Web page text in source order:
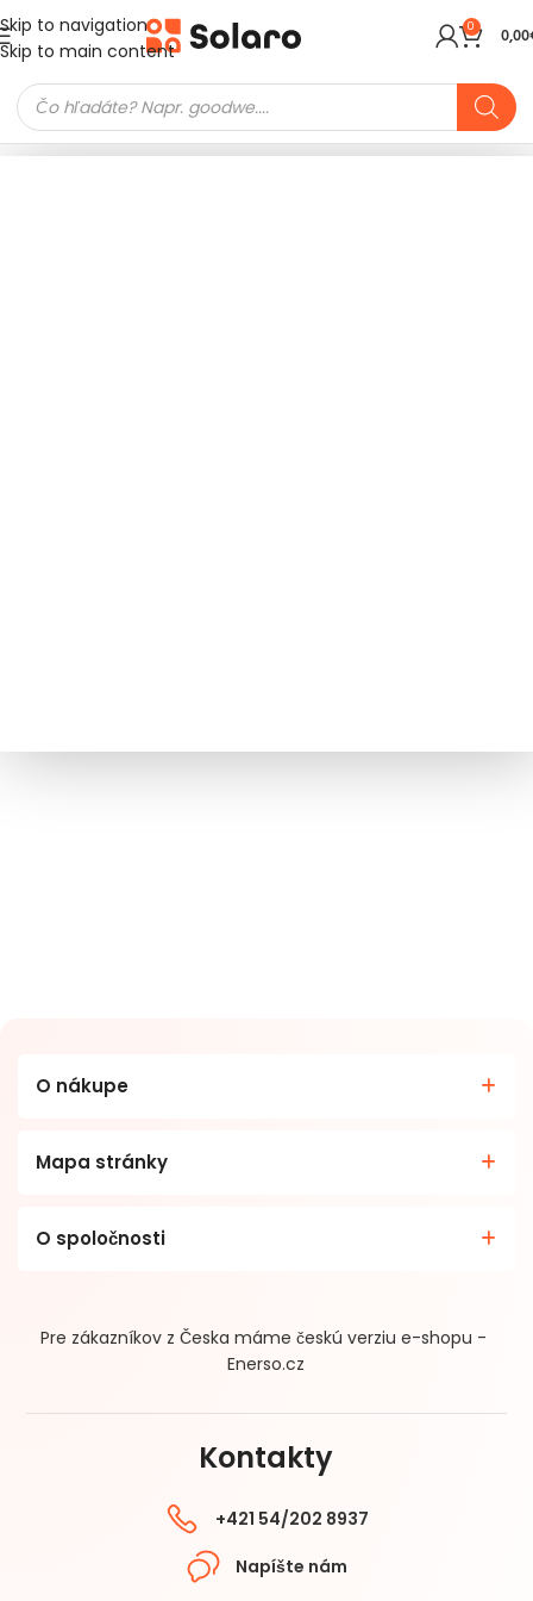
Skip to navigation
Skip to main content
0 0,00
O nákupe
Mapa stránky
O spoločnosti
Pre zákazníkov z Česka máme českú verziu e-shopu -
Enerso.cz
Kontakty
+421 54/202 8937
Napíšte nám